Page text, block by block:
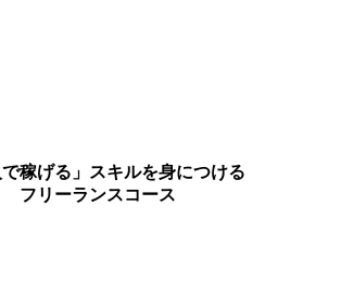
で稼げる」スキルを身につける
フリーランスコース